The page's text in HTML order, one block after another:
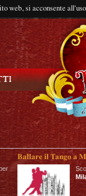
web, si acconsente
Ballare il Tango a